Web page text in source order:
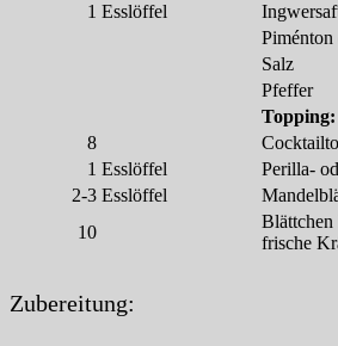
1 Esslöffel
Piménton
Salz
Pfeffer
Topping:
8
1 Esslöffel
Perilla-
2-3 Esslöffel
10
Blättchen
frische
Zubereitung: